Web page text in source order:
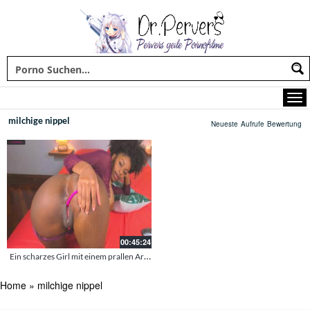
milchige nippel Neueste Aufrufe Bewertung
00:45:24
Ein scharzes Girl mit einem prallen Arsch und Megatitten – Sie leckt ihre Milchnippel beim Livesex
Home » milchige nippel